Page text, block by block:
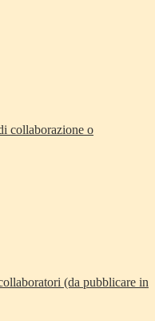
collaborazione o
(da pubblicare in